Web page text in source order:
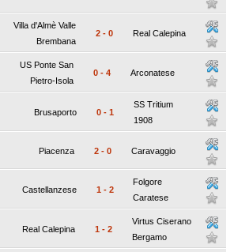
Villa d'Almè Valle
Brembana
2 - 0 Real Calepina
US Ponte San
Pietro-Isola
0 - 4 Arconatese
Brusaporto 0 - 1
SS Tritium
1908
Piacenza 2 - 0 Caravaggio
Castellanzese 1 - 2
Folgore
Caratese
Real Calepina 1 - 2
Virtus Ciserano
Bergamo